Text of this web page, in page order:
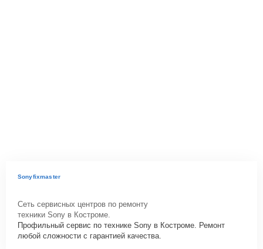
Sonyfixmaster
Сеть сервисных центров по ремонту
техники Sony в Костроме.
Профильный сервис по технике Sony в Костроме. Ремонт
любой сложности с гарантией качества.